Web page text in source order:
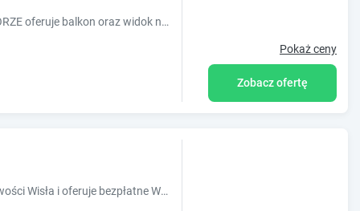
Obiekt LECH Home APARTAMENT NA GÓRZE oferuje balkon oraz widok na miasto. Do dyspozycji Gości jest również czajnik. Odległość ważnych miejsc o
Pokaż ceny
Zobacz ofertę
Obiekt U ŹRÓDEŁ znajduje się w miejscowości Wisła i oferuje bezpłatne Wi-Fi, bezpłatny prywatny parking oraz widok na góry. Odległość waż